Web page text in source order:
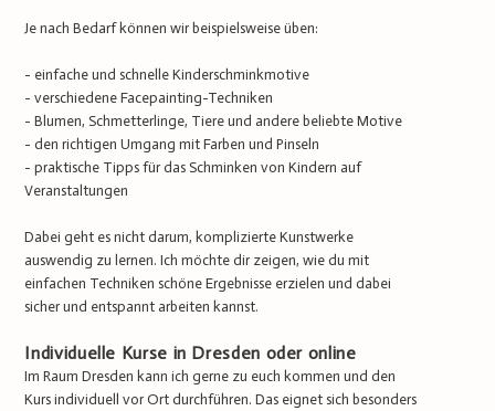
Je nach Bedarf können wir beispielsweise üben:
- einfache und schnelle Kinderschminkmotive
- verschiedene Facepainting-Techniken
- Blumen, Schmetterlinge, Tiere und andere beliebte Motive
- den richtigen Umgang mit Farben und Pinseln
- praktische Tipps für das Schminken von Kindern auf
Veranstaltungen
Dabei geht es nicht darum, komplizierte Kunstwerke
auswendig zu lernen. Ich möchte dir zeigen, wie du mit
einfachen Techniken schöne Ergebnisse erzielen und dabei
sicher und entspannt arbeiten kannst.
Individuelle Kurse in Dresden oder online
Im Raum Dresden kann ich gerne zu euch kommen und den
Kurs individuell vor Ort durchführen. Das eignet sich besonders